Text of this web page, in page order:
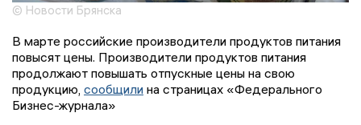
© Новости Брянска
В марте российские производители продуктов питания
повысят цены. Производители продуктов питания
продолжают повышать отпускные цены на свою
продукцию, сообщили на страницах «Федерального
Бизнес-журнала»